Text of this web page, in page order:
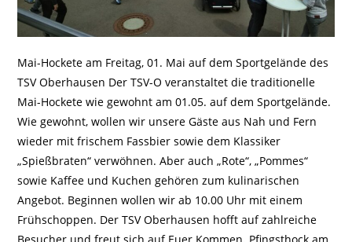
Mai-Hockete am Freitag, 01. Mai auf dem Sportgelände des
TSV Oberhausen Der TSV-O veranstaltet die traditionelle
Mai-Hockete wie gewohnt am 01.05. auf dem Sportgelände.
Wie gewohnt, wollen wir unsere Gäste aus Nah und Fern
wieder mit frischem Fassbier sowie dem Klassiker
„Spießbraten“ verwöhnen. Aber auch „Rote“, „Pommes“
sowie Kaffee und Kuchen gehören zum kulinarischen
Angebot. Beginnen wollen wir ab 10.00 Uhr mit einem
Frühschoppen. Der TSV Oberhausen hofft auf zahlreiche